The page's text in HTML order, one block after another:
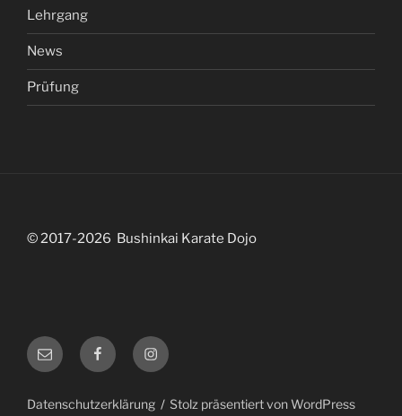
Lehrgang
News
Prüfung
© 2017-2026 Bushinkai Karate Dojo
abteilungsleitung@bushinkai.de
FacebookInstagram
Datenschutzerklärung Stolz präsentiert von WordPress